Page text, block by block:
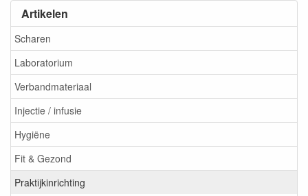
Artikelen
Scharen
Laboratorium
Verbandmateriaal
Injectie / infusie
Hygiëne
Fit & Gezond
Praktijkinrichting